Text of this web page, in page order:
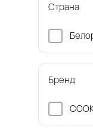
Страна
Бренд